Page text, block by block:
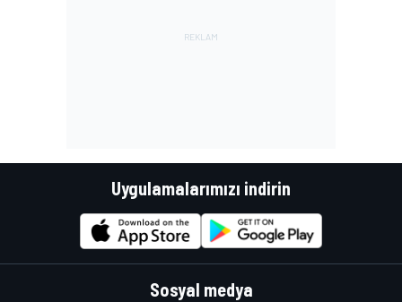
Uygulamalarımızı indirin
Sosyal medya